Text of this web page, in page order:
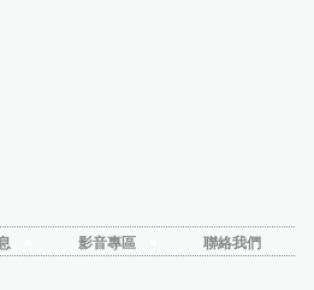
影音專區 聯絡我們